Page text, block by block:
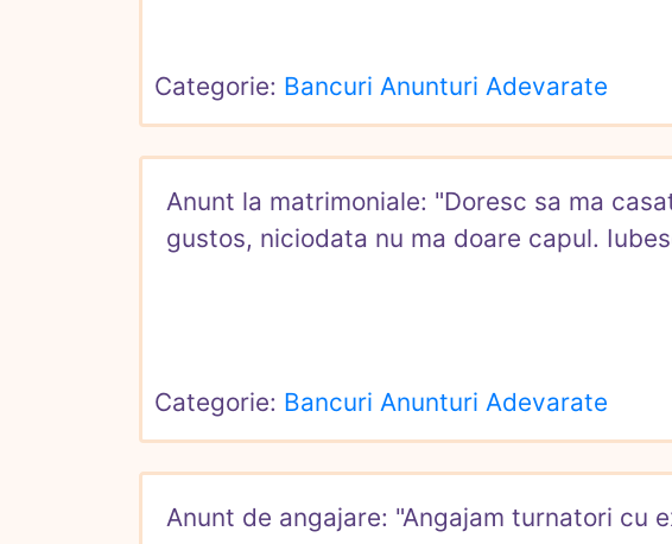
Categorie: Bancuri Anunturi Adevarate
Anunt la matrimoniale: "Doresc sa ma
gustos, niciodata nu ma doare capul.
Categorie: Bancuri Anunturi Adevarate
Anunt de angajare: "Angajam turnatori cu